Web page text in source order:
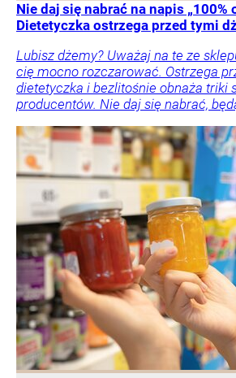
Nie daj się nabrać na napis „100%
Dietetyczka ostrzega przed tymi
Lubisz dżemy? Uważaj na te ze
cię mocno rozczarować. Ostrzega
dietetyczka i bezlitośnie obnaża triki
producentów. Nie daj się nabrać,